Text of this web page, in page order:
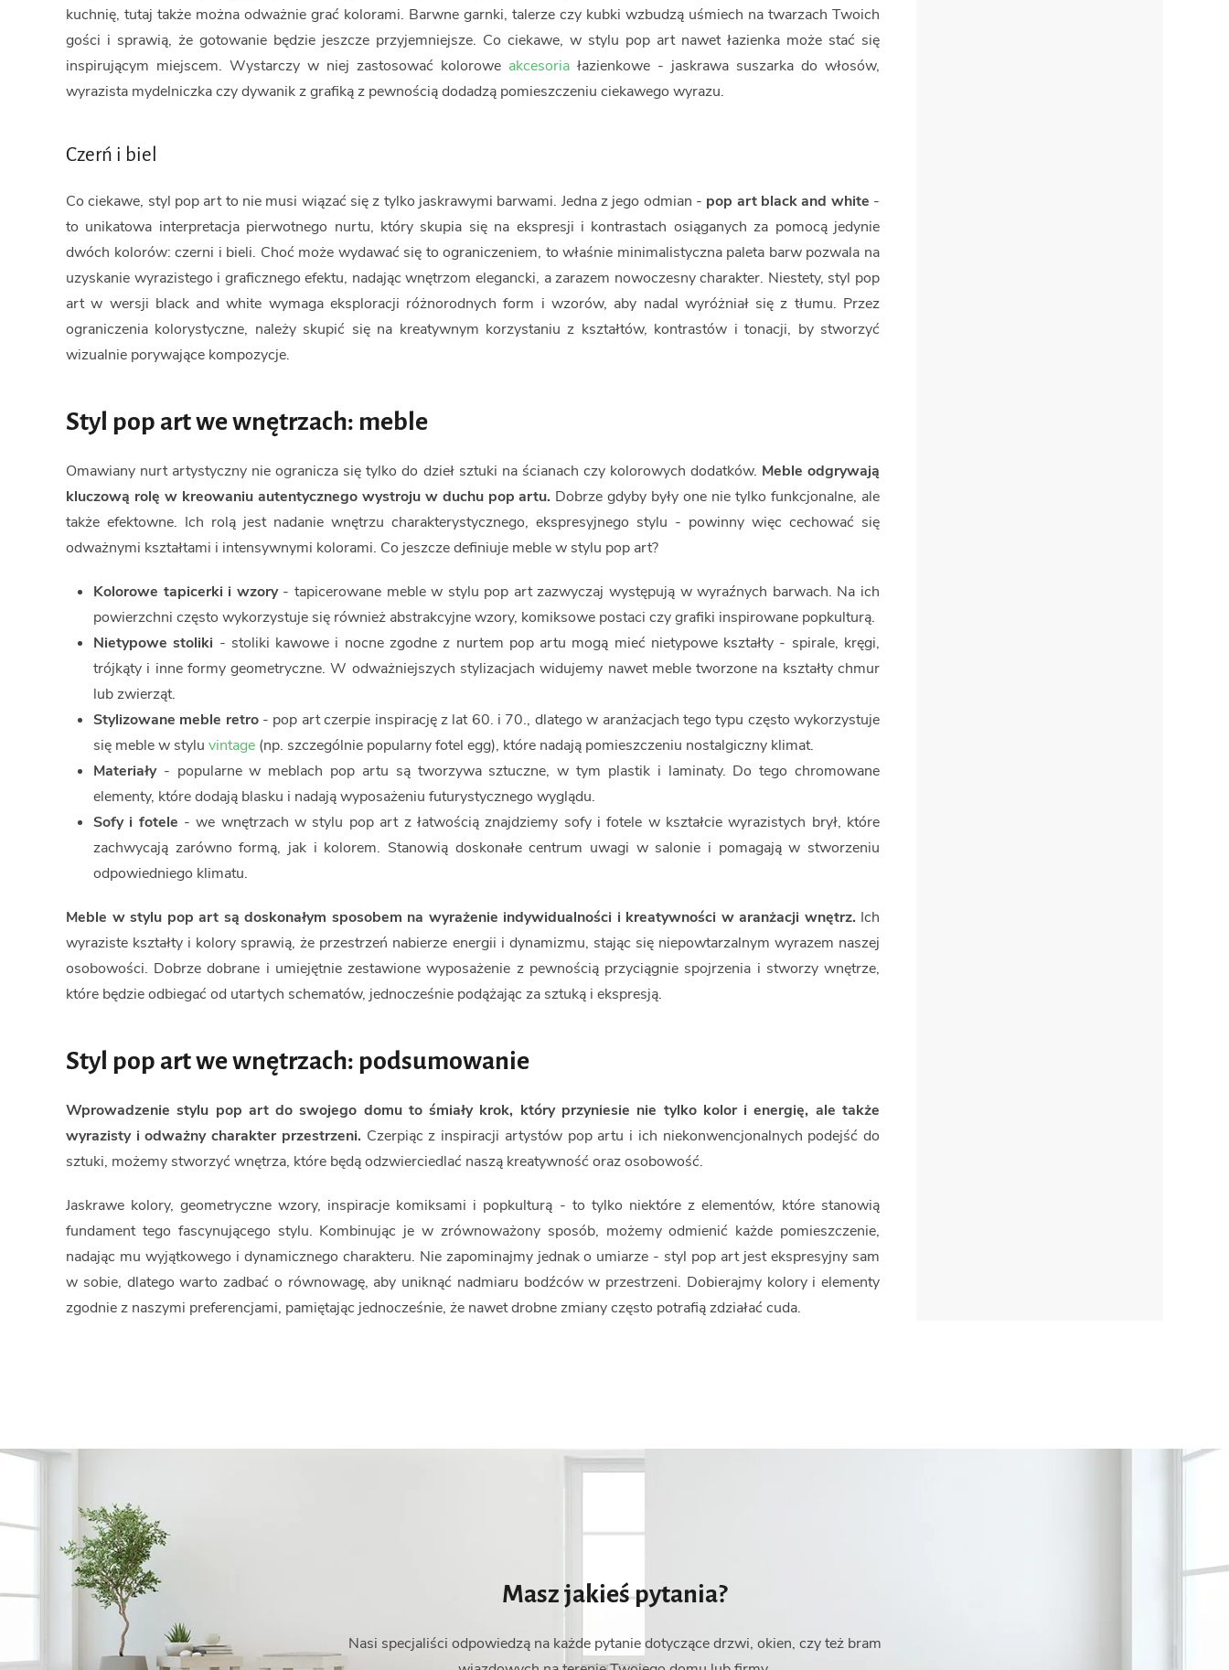
kuchnię, tutaj także można odważnie grać kolorami. Barwne garnki, talerze czy kubki wzbudzą uśmiech na twarzach Twoich
gości i sprawią, że gotowanie będzie jeszcze przyjemniejsze. Co ciekawe, w stylu pop art nawet łazienka może stać się
inspirującym miejscem. Wystarczy w niej zastosować kolorowe akcesoria łazienkowe - jaskrawa suszarka do włosów,
wyrazista mydelniczka czy dywanik z grafiką z pewnością dodadzą pomieszczeniu ciekawego wyrazu.
Czerń i biel
Co ciekawe, styl pop art to nie musi wiązać się z tylko jaskrawymi barwami. Jedna z jego odmian - pop art black and white -
to unikatowa interpretacja pierwotnego nurtu, który skupia się na ekspresji i kontrastach osiąganych za pomocą jedynie
dwóch kolorów: czerni i bieli. Choć może wydawać się to ograniczeniem, to właśnie minimalistyczna paleta barw pozwala na
uzyskanie wyrazistego i graficznego efektu, nadając wnętrzom elegancki, a zarazem nowoczesny charakter. Niestety, styl pop
art w wersji black and white wymaga eksploracji różnorodnych form i wzorów, aby nadal wyróżniał się z tłumu. Przez
ograniczenia kolorystyczne, należy skupić się na kreatywnym korzystaniu z kształtów, kontrastów i tonacji, by stworzyć
wizualnie porywające kompozycje.
Styl pop art we wnętrzach: meble
Omawiany nurt artystyczny nie ogranicza się tylko do dzieł sztuki na ścianach czy kolorowych dodatków. Meble odgrywają
kluczową rolę w kreowaniu autentycznego wystroju w duchu pop artu. Dobrze gdyby były one nie tylko funkcjonalne, ale
także efektowne. Ich rolą jest nadanie wnętrzu charakterystycznego, ekspresyjnego stylu - powinny więc cechować się
odważnymi kształtami i intensywnymi kolorami. Co jeszcze definiuje meble w stylu pop art?
Kolorowe tapicerki i wzory- tapicerowane meble w stylu pop art zazwyczaj występują w wyraźnych barwach. Na ich
powierzchni często wykorzystuje się również abstrakcyjne wzory, komiksowe postaci czy grafiki inspirowane popkulturą.
Nietypowe stoliki - stoliki kawowe i nocne zgodne z nurtem pop artu mogą mieć nietypowe kształty - spirale, kręgi,
trójkąty i inne formy geometryczne. W odważniejszych stylizacjach widujemy nawet meble tworzone na kształty chmur
lub zwierząt.
Stylizowane meble retro- pop art czerpie inspirację z lat 60. i 70., dlatego w aranżacjach tego typu często wykorzystuje
się meble w stylu vintage (np. szczególnie popularny fotel egg), które nadają pomieszczeniu nostalgiczny klimat.
Materiały- popularne w meblach pop artu są tworzywa sztuczne, w tym plastik i laminaty. Do tego chromowane
elementy, które dodają blasku i nadają wyposażeniu futurystycznego wyglądu.
Sofy i fotele - we wnętrzach w stylu pop art z łatwością znajdziemy sofy i fotele w kształcie wyrazistych brył, które
zachwycają zarówno formą, jak i kolorem. Stanowią doskonałe centrum uwagi w salonie i pomagają w stworzeniu
odpowiedniego klimatu.
Meble w stylu pop art są doskonałym sposobem na wyrażenie indywidualności i kreatywności w aranżacji wnętrz. Ich
wyraziste kształty i kolory sprawią, że przestrzeń nabierze energii i dynamizmu, stając się niepowtarzalnym wyrazem naszej
osobowości. Dobrze dobrane i umiejętnie zestawione wyposażenie z pewnością przyciągnie spojrzenia i stworzy wnętrze,
które będzie odbiegać od utartych schematów, jednocześnie podążając za sztuką i ekspresją.
Styl pop art we wnętrzach: podsumowanie
Wprowadzenie stylu pop art do swojego domu to śmiały krok, który przyniesie nie tylko kolor i energię, ale także
wyrazisty i odważny charakter przestrzeni. Czerpiąc z inspiracji artystów pop artu i ich niekonwencjonalnych podejść do
sztuki, możemy stworzyć wnętrza, które będą odzwierciedlać naszą kreatywność oraz osobowość.
Jaskrawe kolory, geometryczne wzory, inspiracje komiksami i popkulturą - to tylko niektóre z elementów, które stanowią
fundament tego fascynującego stylu. Kombinując je w zrównoważony sposób, możemy odmienić każde pomieszczenie,
nadając mu wyjątkowego i dynamicznego charakteru. Nie zapominajmy jednak o umiarze - styl pop art jest ekspresyjny sam
w sobie, dlatego warto zadbać o równowagę, aby uniknąć nadmiaru bodźców w przestrzeni. Dobierajmy kolory i elementy
zgodnie z naszymi preferencjami, pamiętając jednocześnie, że nawet drobne zmiany często potrafią zdziałać cuda.
Masz jakieś pytania?
Nasi specjaliści odpowiedzą na każde pytanie dotyczące drzwi, okien, czy też bram